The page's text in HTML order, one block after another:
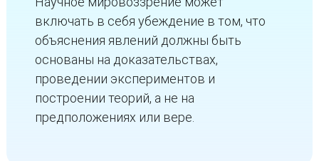
включать в себя убеждение в том, что
объяснения явлений должны быть
основаны на доказательствах,
проведении экспериментов и
построении теорий, а не на
предположениях или вере.